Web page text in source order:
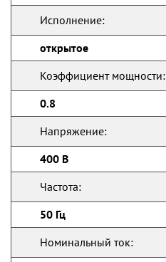
Исполнение:
открытое
Коэффициент мощности:
0.8
Напряжение:
400 В
Частота:
50 Гц
Номинальный ток: